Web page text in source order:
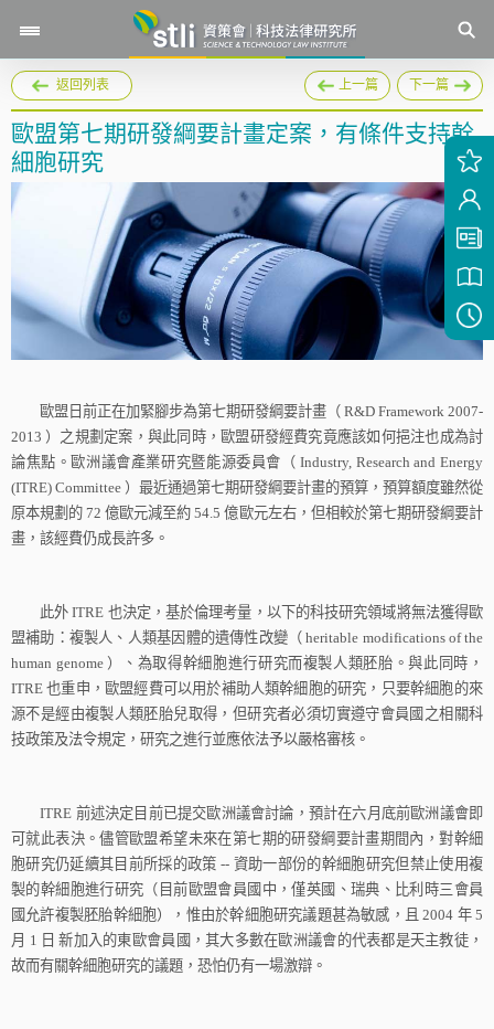
返回列表 上一篇 下一篇
歐盟第七期研發綱要計畫定案，有條件支持幹
細胞研究
歐盟日前正在加緊腳步為第七期研發綱要計畫（ R&D Framework 2007-
2013 ）之規劃定案，與此同時，歐盟研發經費究竟應該如何挹注也成為討
論焦點。歐洲議會產業研究暨能源委員會（ Industry, Research and Energy
(ITRE) Committee ）最近通過第七期研發綱要計畫的預算，預算額度雖然從
原本規劃的 72億歐元減至約 54.5億歐元左右，但相較於第七期研發綱要計
畫，該經費仍成長許多。
此外 ITRE 也決定，基於倫理考量，以下的科技研究領域將無法獲得歐
盟補助：複製人、人類基因體的遺傳性改變（ heritable modifications of the
human genome ）、為取得幹細胞進行研究而複製人類胚胎。與此同時，
ITRE也重申，歐盟經費可以用於補助人類幹細胞的研究，只要幹細胞的來
源不是經由複製人類胚胎兒取得，但研究者必須切實遵守會員國之相關科
技政策及法令規定，研究之進行並應依法予以嚴格審核。
ITRE 前述決定目前已提交歐洲議會討論，預計在六月底前歐洲議會即
可就此表決。儘管歐盟希望未來在第七期的研發綱要計畫期間內，對幹細
胞研究仍延續其目前所採的政策 -- 資助一部份的幹細胞研究但禁止使用複
製的幹細胞進行研究（目前歐盟會員國中，僅英國、瑞典、比利時三會員
國允許複製胚胎幹細胞），惟由於幹細胞研究議題甚為敏感，且 2004 年5
月 1 日 新加入的東歐會員國，其大多數在歐洲議會的代表都是天主教徒，
故而有關幹細胞研究的議題，恐怕仍有一場激辯。